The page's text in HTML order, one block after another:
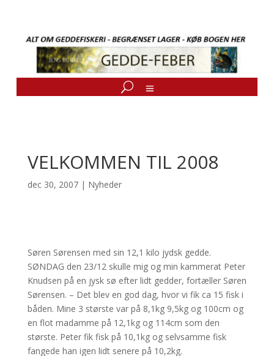
VELKOMMEN TIL 2008
dec 30, 2007| Nyheder
Søren Sørensen med sin 12,1 kilo jydsk gedde.
SØNDAG den 23/12 skulle mig og min kammerat Peter
Knudsen på en jysk sø efter lidt gedder, fortæller Søren
Sørensen. – Det blev en god dag, hvor vi fik ca 15 fisk i
båden. Mine 3 største var på 8,1kg 9,5kg og 100cm og
en flot madamme på 12,1kg og 114cm som den
største. Peter fik fisk på 10,1kg og selvsamme fisk
fangede han igen lidt senere på 10,2kg.